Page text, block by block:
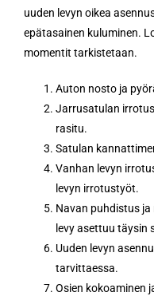
uuden levyn oikea
epätasainen kuluminen.
momentit tarkistetaan.
Auton nosto ja
Jarrusatulan
rasitu.
Satulan
Vanhan levyn
levyn irrotustyöt.
Navan puhdistus
levy asettuu täysin
Uuden levyn
tarvittaessa.
Osien kokoaminen